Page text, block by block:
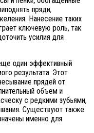
пряди,
Нанесение таких
ключевую роль, так
усилия для
один эффективный
результата. Этот
прядей от
объем и
с редкими зубьями,
Существуют также
именно для